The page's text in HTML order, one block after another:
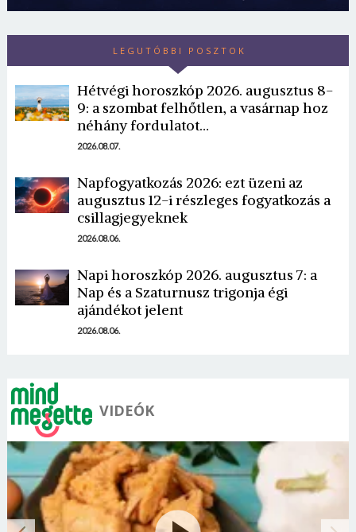
LEGUTÓBBI POSZTOK
Hétvégi horoszkóp 2026. augusztus 8-
9: a szombat felhőtlen, a vasárnap hoz
néhány fordulatot…
2026.08.07.
Napfogyatkozás 2026: ezt üzeni az
augusztus 12-i részleges fogyatkozás a
csillagjegyeknek
2026.08.06.
Napi horoszkóp 2026. augusztus 7: a
Nap és a Szaturnusz trigonja égi
ajándékot jelent
2026.08.06.
VIDEÓK